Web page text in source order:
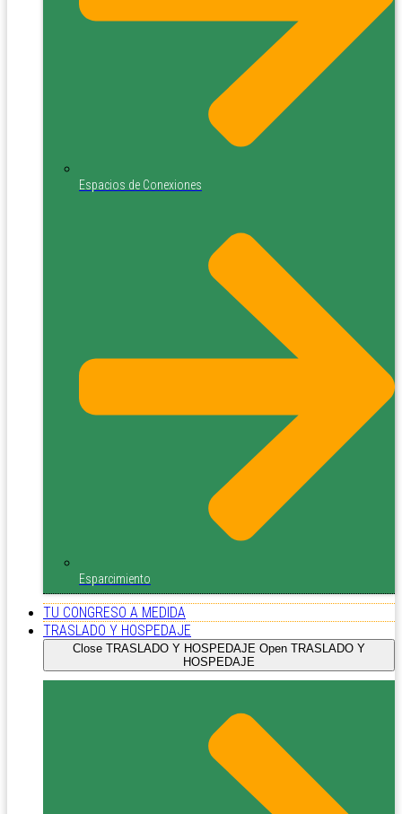
Espacios de Conexiones
Esparcimiento
TU CONGRESO A MEDIDA
TRASLADO Y HOSPEDAJE
Close TRASLADO Y HOSPEDAJE Open TRASLADO Y
HOSPEDAJE